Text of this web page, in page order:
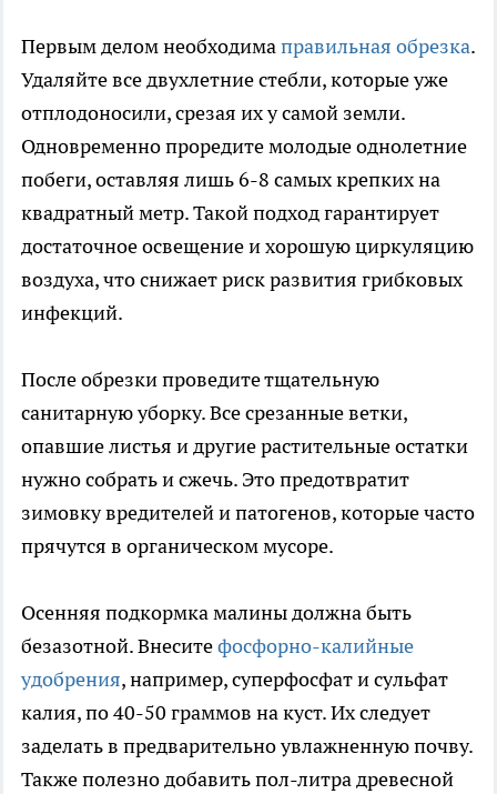
Первым делом необходимаправильная обрезка.
Удаляйте все двухлетние стебли, которые уже
отплодоносили, срезая их у самой земли.
Одновременно проредите молодые однолетние
побеги, оставляя лишь 6-8 самых крепких на
квадратный метр. Такой подход гарантирует
достаточное освещение и хорошую циркуляцию
воздуха, что снижает риск развития грибковых
инфекций.
После обрезки проведите тщательную
санитарную уборку. Все срезанные ветки,
опавшие листья и другие растительные остатки
нужно собрать и сжечь. Это предотвратит
зимовку вредителей и патогенов, которые часто
прячутся в органическом мусоре.
Осенняя подкормка малины должна быть
безазотной. Внеситефосфорно-калийные
удобрения, например, суперфосфат и сульфат
калия, по 40-50 граммов на куст. Их следует
заделать в предварительно увлажненную почву.
Также полезно добавить пол-литра древесной